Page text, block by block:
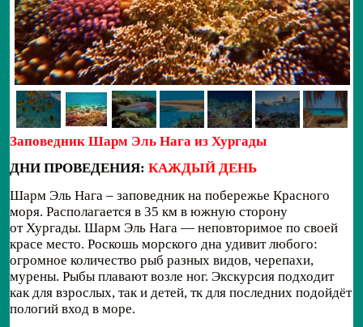
Заповедник Шарм Эль Нага из Хургады
ДНИ ПРОВЕДЕНИЯ: КАЖДЫЙ ДЕНЬ
Шарм Эль Нага – заповедник на побережье Красного
моря. Располагается в 35 км в южную сторону
от Хургады. Шарм Эль Нага — неповторимое по своей
красе место. Роскошь морского дна удивит любого:
огромное количество рыб разных видов, черепахи,
мурены. Рыбы плавают возле ног. Экскурсия подходит
как для взрослых, так и детей, тк для последних подойдёт
пологий вход в море.